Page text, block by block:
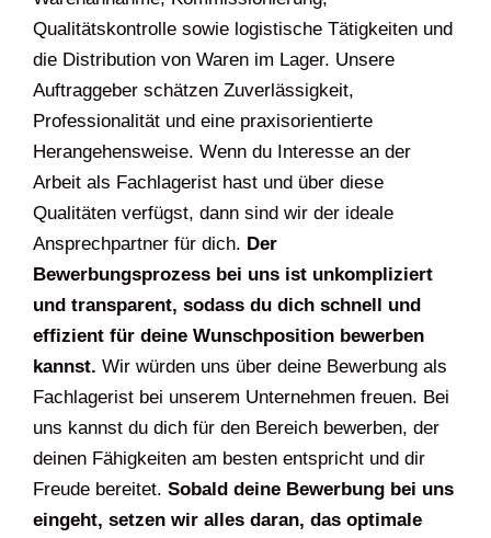
Qualitätskontrolle sowie logistische Tätigkeiten und
die Distribution von Waren im Lager. Unsere
Auftraggeber schätzen Zuverlässigkeit,
Professionalität und eine praxisorientierte
Herangehensweise. Wenn du Interesse an der
Arbeit als Fachlagerist hast und über diese
Qualitäten verfügst, dann sind wir der ideale
Ansprechpartner für dich. Der
Bewerbungsprozess bei uns ist unkompliziert
und transparent, sodass du dich schnell und
effizient für deine Wunschposition bewerben
kannst. Wir würden uns über deine Bewerbung als
Fachlagerist bei unserem Unternehmen freuen. Bei
uns kannst du dich für den Bereich bewerben, der
deinen Fähigkeiten am besten entspricht und dir
Freude bereitet. Sobald deine Bewerbung bei uns
eingeht, setzen wir alles daran, das optimale